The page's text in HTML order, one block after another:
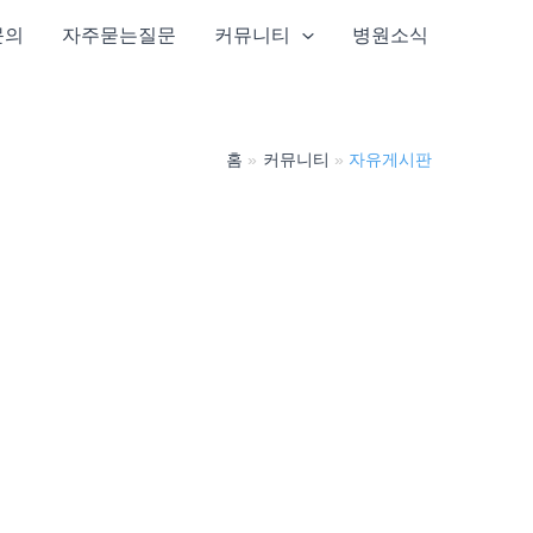
자주묻는질문 커뮤니티 병원소식
홈 커뮤니티 자유게시판